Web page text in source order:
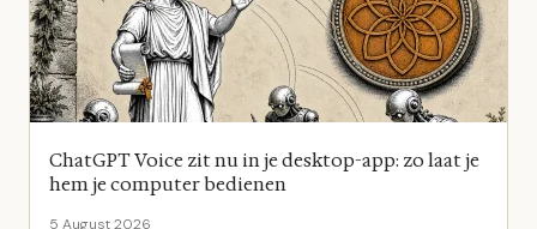
ChatGPT Voice zit nu in je desktop-app: zo laat je
hem je computer bedienen
5 August 2026